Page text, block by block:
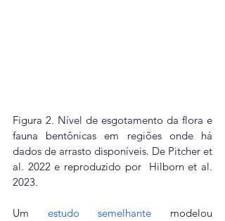
Figura 2. Nível de esgotamento da flora e
fauna bentônicas em regiões onde há
dados de arrasto disponíveis. De Pitcher et
al. 2022 e reproduzido por  Hilborn et al.
2023.
Um estudo semelhante modelou